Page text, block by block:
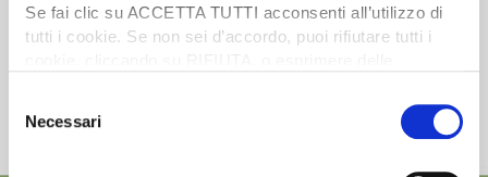
Se fai clic su ACCETTA TUTTI acconsenti all’utilizzo di
tutti i cookie. Se non sei d’accordo, puoi rifiutare tutti i
desideri accettare e cliccando ACCETTA SELEZIONATI.
delNecessari